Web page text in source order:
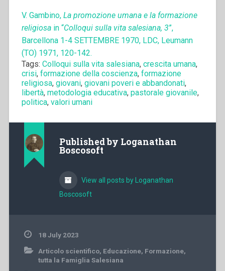
V. Gambino, La promozione umana e la formazione
religiosain “Colloqui sulla vita salesiana, 3”,
Barcellona 1-4 SETTEMBRE 1970, LDC, Leumann
(TO) 1971, 120-142.
Tags: Colloqui sulla vita salesiana, crescita umana,
crisi, formazione della coscienza, formazione
religiosa, giovani, giovani poveri e abbandonati,
libertà, metodologia educativa, pastorale giovanile,
politica, valori umani
Published by Loganathan
Boscosoft
View all posts by Loganathan
Boscosoft
18 July 2023
Articolo scientifico, Educazione, Formazione,
tutta la Famiglia Salesiana